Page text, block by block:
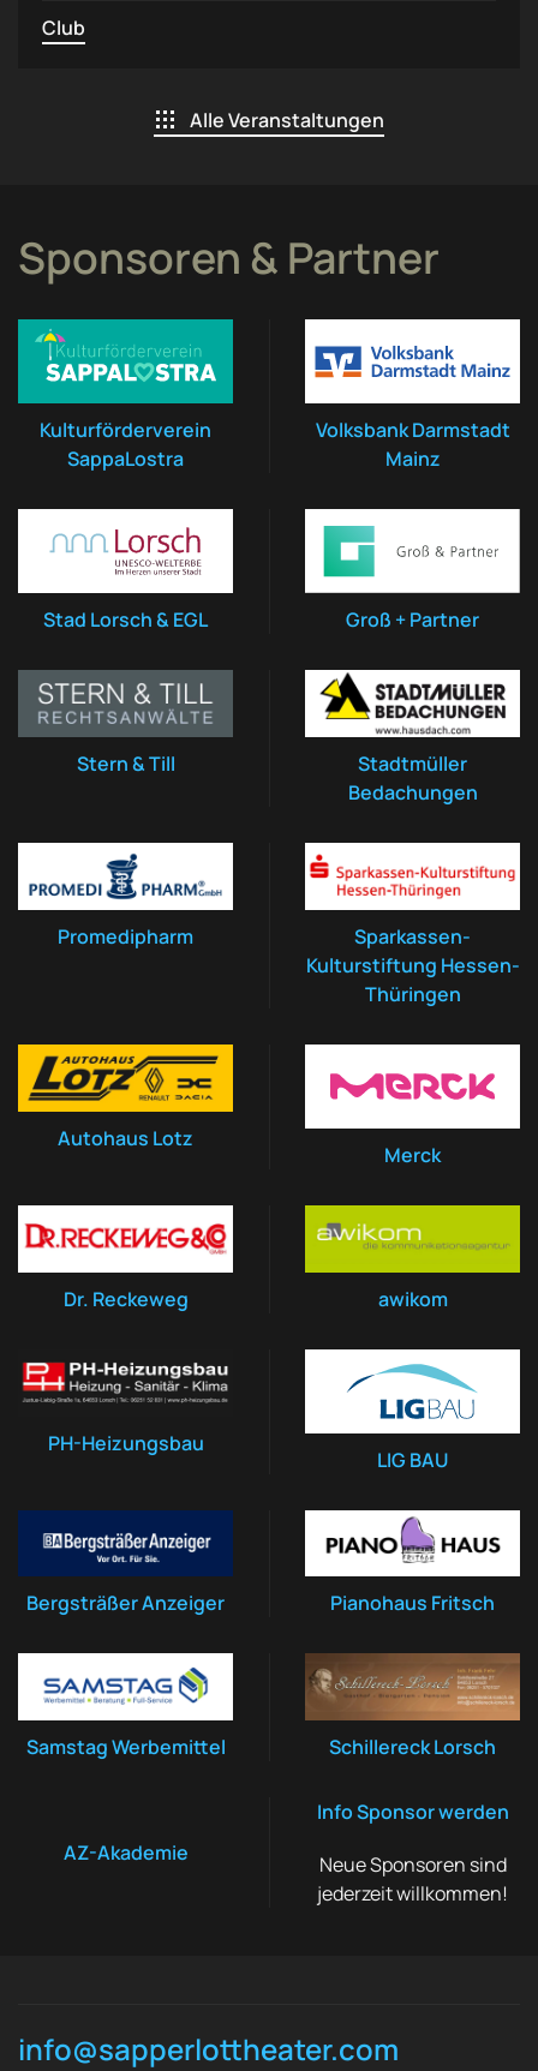
Club
Alle Veranstaltungen
Sponsoren & Partner
Kulturförderverein
SappaLostra
Volksbank Darmstadt
Mainz
Stad Lorsch & EGL Groß + Partner
Stern & Till
Stadtmüller
Bedachungen
Promedipharm
Sparkassen-
Kulturstiftung Hessen-
Thüringen
Autohaus Lotz
Merck
Dr. Reckeweg awikom
PH-Heizungsbau
LIG BAU
Bergsträßer Anzeiger Pianohaus Fritsch
Samstag Werbemittel Schillereck Lorsch
AZ-Akademie
Info Sponsor werden
Neue Sponsoren sind
jederzeit willkommen!
info@sapperlottheater.com